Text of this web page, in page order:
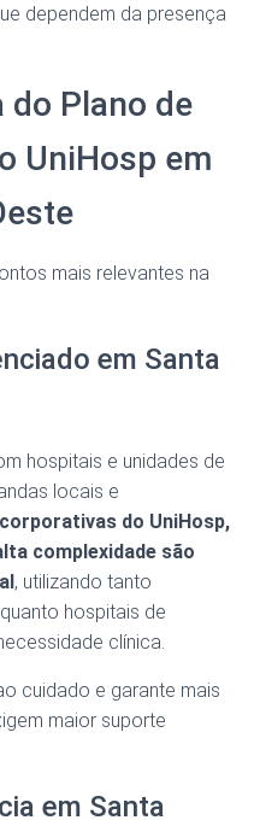
dependem da presença
do Plano de
UniHosp em
mais relevantes na
em Santa
hospitais e unidades de
locais e
do UniHosp,
complexidade são
, utilizando tanto
hospitais de
clínica.
cuidado e garante mais
maior suporte
em Santa